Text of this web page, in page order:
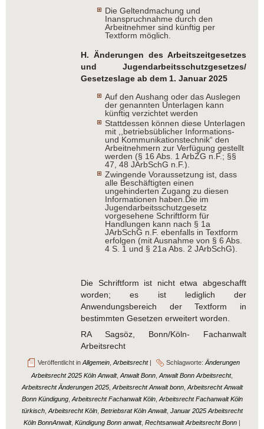
Die Geltendmachung und
Inanspruchnahme durch den
Arbeitnehmer sind künftig per
Textform möglich.
H. Änderungen des Arbeitszeitgesetzes
und Jugendarbeitsschutzgesetzes/
Gesetzeslage ab dem 1. Januar 2025
Auf den Aushang oder das Auslegen
der genannten Unterlagen kann
künftig verzichtet werden
Stattdessen können diese Unterlagen
mit ,,betriebsüblicher Informations-
und Kommunikationstechnik“ den
Arbeitnehmern zur Verfügung gestellt
werden (§ 16 Abs. 1 ArbZG n.F.; §§
47, 48 JArbSchG n.F.).
Zwingende Voraussetzung ist, dass
alle Beschäftigten einen
ungehinderten Zugang zu diesen
Informationen haben.Die im
Jugendarbeitsschutzgesetz
vorgesehene Schriftform für
Handlungen kann nach § 1a
JArbSchG n.F. ebenfalls in Textform
erfolgen (mit Ausnahme von § 6 Abs.
4 S. 1 und § 21a Abs. 2 JArbSchG).
Die Schriftform ist nicht etwa abgeschafft
worden; es ist lediglich der
Anwendungsbereich der Textform in
bestimmten Gesetzen erweitert worden.
RA Sagsöz, Bonn/Köln- Fachanwalt
Arbeitsrecht
Veröffentlicht in Allgemein, Arbeitsrecht| Schlagworte: Änderungen
Arbeitsrecht 2025 Köln Anwalt, Anwalt Bonn Anwalt Bonn Arbeitsrecht,
Arbeitsrecht Änderungen 2025, Arbeitsrecht Anwalt bonn, Arbeitsrecht Anwalt
Bonn Kündigung, Arbeitsrecht Fachanwalt Köln, Arbeitsrecht Fachanwalt Köln
türkisch, Arbeitsrecht Köln, Betriebsrat Köln Anwalt, Januar 2025 Arbeitsrecht
Köln BonnAnwalt, Kündigung Bonn anwalt, Rechtsanwalt Arbeitsrecht Bonn |